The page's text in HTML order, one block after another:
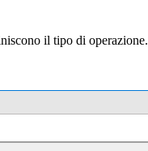
il tipo di operazione.